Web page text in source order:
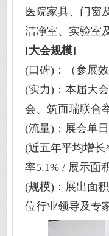
医院家具、门窗
洁净室、实验室
[大会规模]
(口碑)：（参展
(实力)：本届大
会、筑而瑞联合
(流量)：展会单
(近五年平均增长
率5.1% / 展示面
(规模)：展出面
位行业领导及专